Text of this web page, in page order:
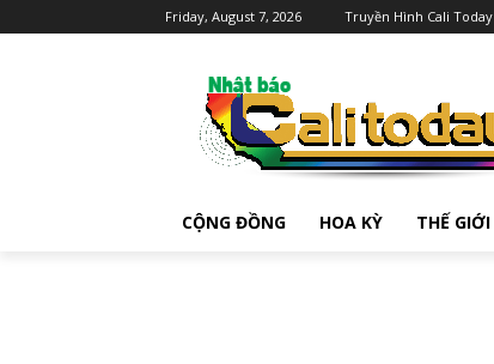
Friday, August 7, 2026 Truyền Hình Cali Today
CỘNG ĐỒNG HOA KỲ THẾ GIỚI